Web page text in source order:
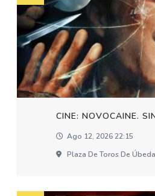
CINE: NOVOCAINE.
Ago 12, 2026 22:15
Plaza De Toros De Úbeda